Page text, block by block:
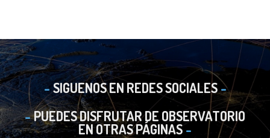
SIGUENOS EN REDES SOCIALES
PUEDES DISFRUTAR DE OBSERVATORIO
EN OTRAS PÁGINAS